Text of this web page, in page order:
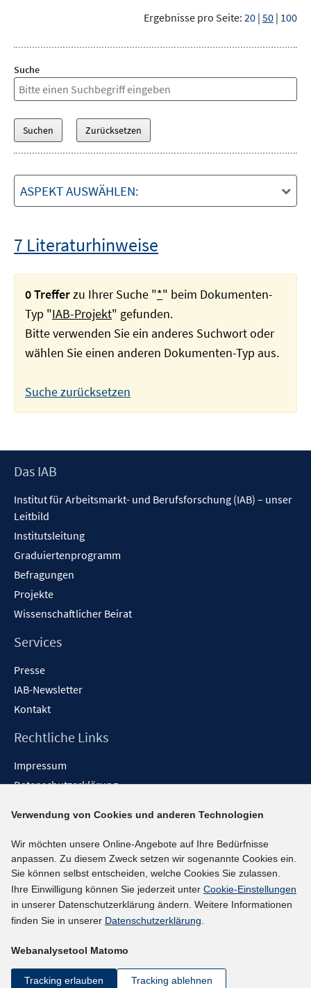
Ergebnisse pro Seite: 20 | 50 | 100
Suche
ASPEKT AUSWÄHLEN:
7 Literaturhinweise
0 Trefferzu Ihrer Suche "*" beim Dokumenten-
Typ "IAB-Projekt" gefunden.
Bitte verwenden Sie ein anderes Suchwort oder
wählen Sie einen anderen Dokumenten-Typ aus.
Suche zurücksetzen
Footer
Das IAB
Institut für Arbeitsmarkt- und Berufsforschung (IAB) – unser
Leitbild
Institutsleitung
Graduiertenprogramm
Befragungen
Projekte
Wissenschaftlicher Beirat
Services
Presse
IAB-Newsletter
Kontakt
Rechtliche Links
Impressum
Datenschutzerklärung
Barrieren melden
Social-Media-Kanäle
BlueSky
YouTube
LinkedIn
kununu
Netiquette
Verwendung von Cookies und anderen Technologien
Wir möchten unsere Online-Angebote auf Ihre Bedürfnisse
anpassen. Zu diesem Zweck setzen wir sogenannte Cookies ein.
Sie können selbst entscheiden, welche Cookies Sie zulassen.
Ihre Einwilligung können Sie jederzeit unter Cookie-Einstellungen
in unserer Datenschutzerklärung ändern. Weitere Informationen
finden Sie in unserer Datenschutzerklärung.
Webanalysetool Matomo
Tracking erlauben Tracking ablehnen